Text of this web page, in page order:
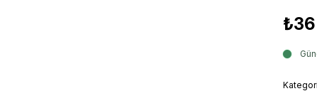
₺36
Kategori